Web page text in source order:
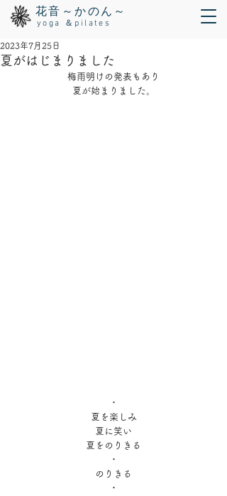
花音～かのん～
yoga ＆pilates
夏がはじまりました
2023年7月25日
梅雨明けの発表もあり
夏が始まりました。
・
夏を楽しみ
夏に笑い
夏をのりきる
・
のりきる
・